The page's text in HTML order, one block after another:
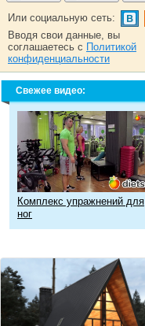
Или социальную сеть:
Вводя свои данные, вы
соглашаетесь с Политикой
конфиденциальности
Свежее видео:
Комплекс упражнений для
ног